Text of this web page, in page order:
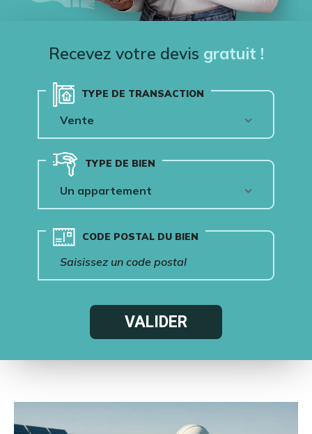
Recevez votre devis gratuit !
TYPE DE TRANSACTION
TYPE DE BIEN
CODE POSTAL DU BIEN